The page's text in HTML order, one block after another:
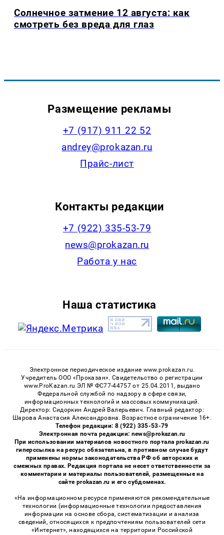
Солнечное затмение 12 августа: как
смотреть без вреда для глаз
Размещение рекламы
+7 (917) 911 22 52
andrey@prokazan.ru
Прайс-лист
Контакты редакции
+7 (922) 335-53-79
news@prokazan.ru
Работа у нас
Наша статистика
Электронное периодическое издание www.prokazan.ru.
Учредитель ООО «Проказан». Cвидетельство о регистрации
www.ProKazan.ru ЭЛ № ФС77-44757 от 25.04.2011, выдано
Федеральной службой по надзору в сфере связи,
информационных технологий и массовых коммуникаций.
Директор: Сидоркин Андрей Валерьевич. Главный редактор:
Шарова Анастасия Александровна. Возрастное ограничение 16+.
Телефон редакции: 8 (922) 335-53-79
Электронная почта редакции: news@prokazan.ru
При использовании материалов новостного портала prokazan.ru
гиперссылка на ресурс обязательна, в противном случае будут
применены нормы законодательства РФ об авторских и
смежных правах. Редакция портала не несет ответственности за
комментарии и материалы пользователей, размещенные на
сайте prokazan.ru и его субдоменах.
«На информационном ресурсе применяются рекомендательные
технологии (информационные технологии предоставления
информации на основе сбора, систематизации и анализа
сведений, относящихся к предпочтениям пользователей сети
«Интернет», находящихся на территории Российской